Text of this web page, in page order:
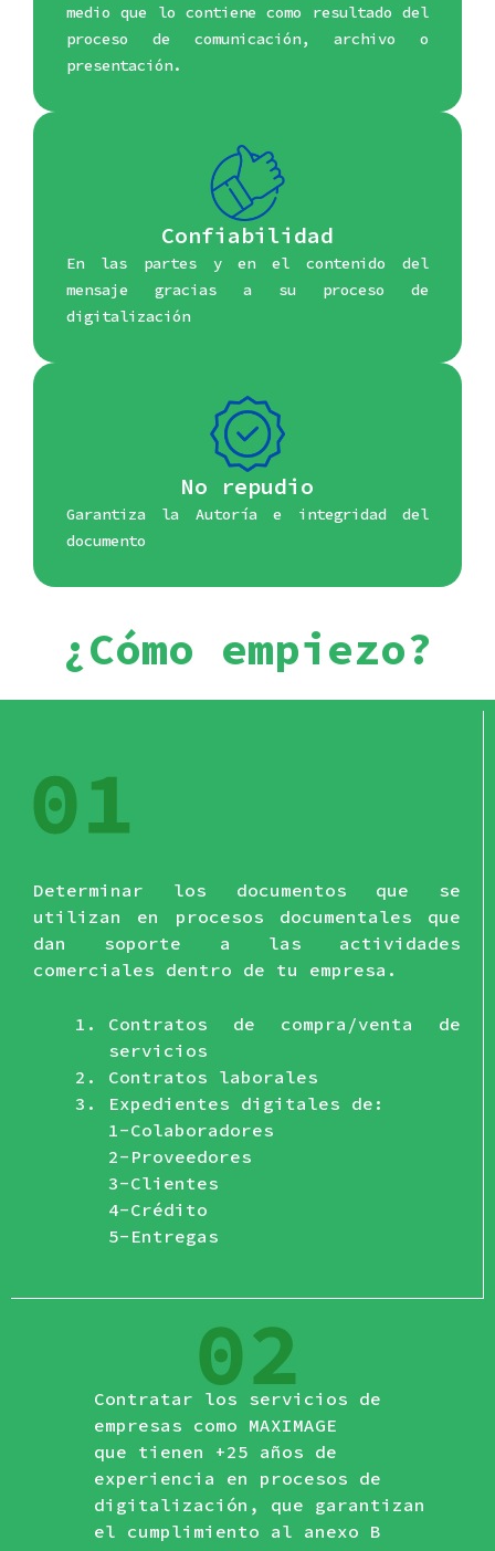
medio que lo contiene como resultado del
proceso de comunicación, archivo o
presentación.
Confiabilidad
En las partes y en el contenido del
mensaje gracias a su proceso de
digitalización
No repudio
Garantiza la Autoría e integridad del
documento
¿Cómo empiezo?
Determinar los documentos que se
utilizan en procesos documentales que
dan soporte a las actividades
comerciales dentro de tu empresa.
Contratos de compra/venta de
servicios
Contratos laborales
Expedientes digitales de:
1-Colaboradores
2-Proveedores
3-Clientes
4-Crédito
5-Entregas
Contratar los servicios de
empresas como MAXIMAGE
que tienen +25 años de
experiencia en procesos de
digitalización, que garantizan
el cumplimiento al anexo B